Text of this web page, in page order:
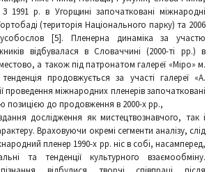
1991 р. в Угорщині започатковані міжнародні
(територія Національного парку) та 2006
[5]. Пленерна динаміка за участю
відбувалася в Словаччині (2000-ті рр.) в
а також під патронатом галереї «Міро» м.
продовжується за участі галереї «А.
проведення міжнародних пленерів започатковані
позицією до продовження в 2000-х рр.,
дослідження як мистецтвознавчого, так і
Враховуючи окремі сегменти аналізу, слід
пленер 1990-х рр. ніс в собі, насамперед,
та тенденції культурного взаємообміну.